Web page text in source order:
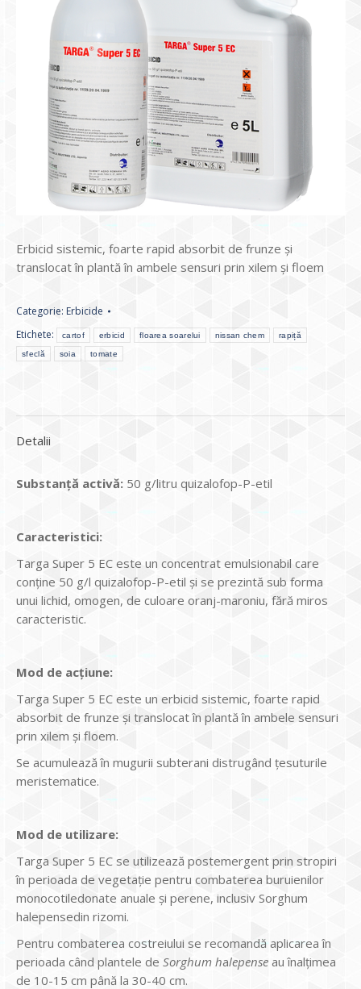
Erbicid sistemic, foarte rapid absorbit de frunze şi
translocat în plantă în ambele sensuri prin xilem şi floem
Categorie: Erbicide
Etichete:
cartof erbicid floarea soarelui nissan chem rapiță
sfeclă soia tomate
Detalii
Substanţă activă: 50 g/litru quizalofop-P-etil
Caracteristici:
Targa Super 5 EC este un concentrat emulsionabil care
conţine 50 g/l quizalofop-P-etil şi se prezintă sub forma
unui lichid, omogen, de culoare oranj-maroniu, fără miros
caracteristic.
Mod de acţiune:
Targa Super 5 EC este un erbicid sistemic, foarte rapid
absorbit de frunze şi translocat în plantă în ambele sensuri
prin xilem şi floem.
Se acumulează în mugurii subterani distrugând ţesuturile
meristematice.
Mod de utilizare:
Targa Super 5 EC se utilizează postemergent prin stropiri
în perioada de vegetaţie pentru combaterea buruienilor
monocotiledonate anuale şi perene, inclusiv Sorghum
halepensedin rizomi.
Pentru combaterea costreiului se recomandă aplicarea în
perioada când plantele de Sorghum halepense au înalţimea
de 10-15 cm până la 30-40 cm.